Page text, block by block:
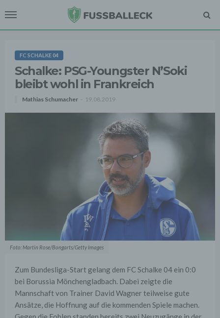
FC SCHALKE 04
Schalke: PSG-Youngster N’Soki
bleibt wohl in Frankreich
Mathias Schumacher 19.08.2019
Foto: Martin Rose/Bongarts/Getty Images
Zum Bundesliga-Start gelang dem FC Schalke 04 ein 0:0
bei Borussia Mönchengladbach. Dabei zeigte die
Mannschaft von Trainer David Wagner teilweise gute
Ansätze, die Hoffnung auf die kommenden Spiele machen.